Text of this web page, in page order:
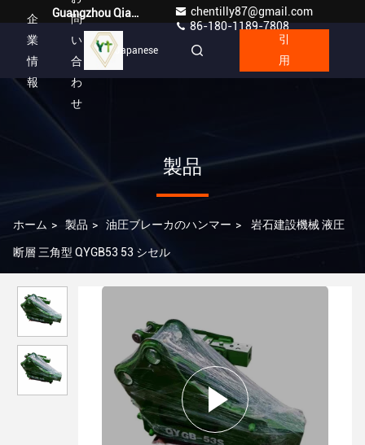
Guangzhou Qianyuan Construction Machinery Co,.LTD
chentilly87@gmail.com
86-180-1189-7808
企
業
情
報
問
い
合
わ
せ
Japanese
引
用
製品
ホーム > 製品 > 油圧ブレーカのハンマー > 岩石建設機械 液圧
断層 三角型 QYGB53 53 シセル